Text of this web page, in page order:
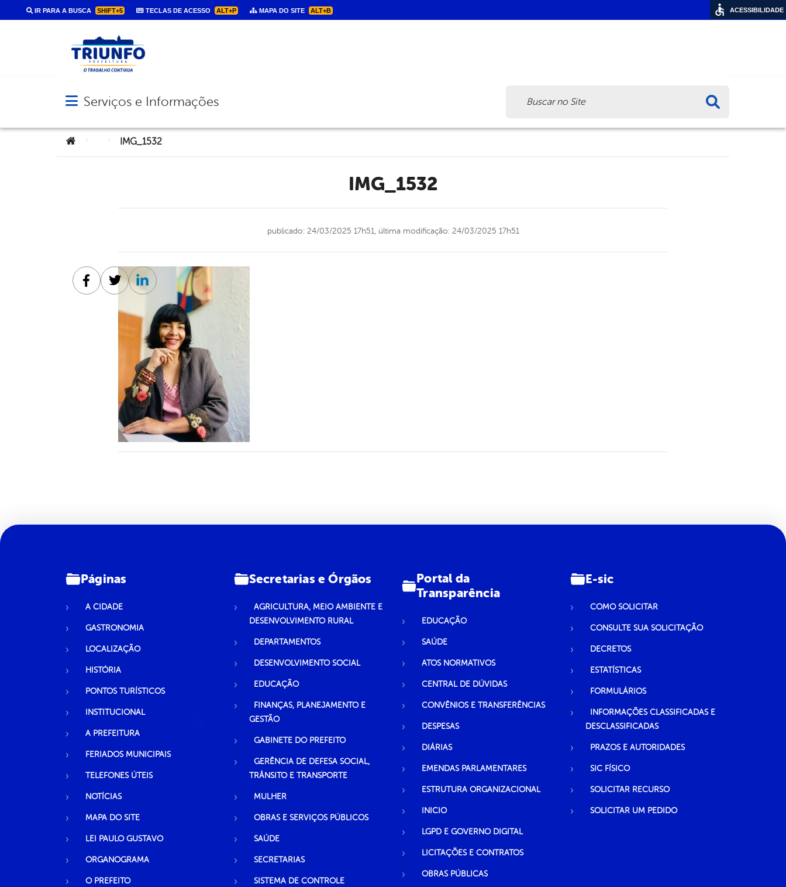
IR PARA A BUSCA SHIFT+5 TECLAS DE ACESSO ALT+P MAPA DO SITE ALT+B
Abrir menu principal de navegação
Serviços e Informações
Você está aqui:IMG_1532
IMG_1532
publicado: 24/03/2025 17h51, última modificação: 24/03/2025 17h51
Facebook
TwitterLinkedin
Páginas
A CIDADE
GASTRONOMIA
LOCALIZAÇÃO
HISTÓRIA
PONTOS TURÍSTICOS
INSTITUCIONAL
A PREFEITURA
FERIADOS MUNICIPAIS
TELEFONES ÚTEIS
NOTÍCIAS
MAPA DO SITE
LEI PAULO GUSTAVO
ORGANOGRAMA
O PREFEITO
Secretarias e Órgãos
AGRICULTURA, MEIO AMBIENTE E
DESENVOLVIMENTO RURAL
DEPARTAMENTOS
DESENVOLVIMENTO SOCIAL
EDUCAÇÃO
FINANÇAS, PLANEJAMENTO E
GESTÃO
GABINETE DO PREFEITO
GERÊNCIA DE DEFESA SOCIAL,
TRÂNSITO E TRANSPORTE
MULHER
OBRAS E SERVIÇOS PÚBLICOS
SAÚDE
SECRETARIAS
SISTEMA DE CONTROLE
Portal da
Transparência
EDUCAÇÃO
SAÚDE
ATOS NORMATIVOS
CENTRAL DE DÚVIDAS
CONVÊNIOS E TRANSFERÊNCIAS
DESPESAS
DIÁRIAS
EMENDAS PARLAMENTARES
ESTRUTURA ORGANIZACIONAL
INICIO
LGPD E GOVERNO DIGITAL
LICITAÇÕES E CONTRATOS
OBRAS PÚBLICAS
E-sic
COMO SOLICITAR
CONSULTE SUA SOLICITAÇÃO
DECRETOS
ESTATÍSTICAS
FORMULÁRIOS
INFORMAÇÕES CLASSIFICADAS E
DESCLASSIFICADAS
PRAZOS E AUTORIDADES
SIC FÍSICO
SOLICITAR RECURSO
SOLICITAR UM PEDIDO
ACESSIBILIDADE